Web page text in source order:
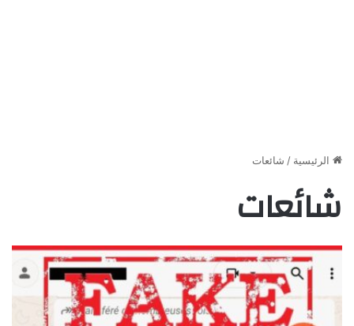
الرئيسية / شائعات
شائعات